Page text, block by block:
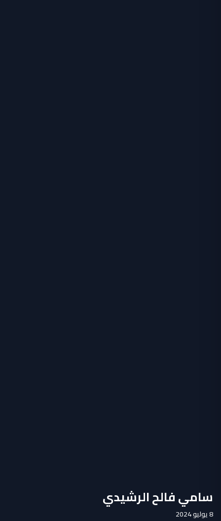
سامي فالح الرشيدي
8 يوليو 2024